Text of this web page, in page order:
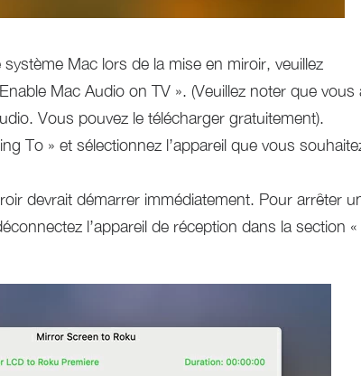
Mac lors de la mise en miroir, veuillez
Mac Audio on TV ». (Veuillez noter que vous
Vous pouvez le télécharger gratuitement).
To » et sélectionnez l’appareil que vous
devrait démarrer immédiatement. Pour arrêter
l’appareil de réception dans la section «